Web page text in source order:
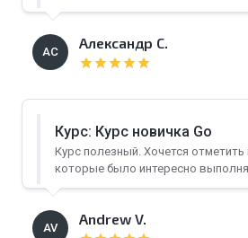
АС
Александр С.
starstarstarstarstar
Курс: Курс новичка Go
Курс полезный. Хочется отметить
которые было интересно
AV
Andrew V.